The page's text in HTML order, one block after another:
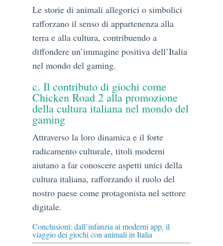
Le storie di animali allegorici o simbolici
rafforzano il senso di appartenenza alla
terra e alla cultura, contribuendo a
diffondere un’immagine positiva dell’Italia
nel mondo del gaming.
c. Il contributo di giochi come
Chicken Road 2 alla promozione
della cultura italiana nel mondo del
gaming
Attraverso la loro dinamica e il forte
radicamento culturale, titoli moderni
aiutano a far conoscere aspetti unici della
cultura italiana, rafforzando il ruolo del
nostro paese come protagonista nel settore
digitale.
Conclusioni: dall’infanzia ai moderni app, il
viaggio dei giochi con animali in Italia